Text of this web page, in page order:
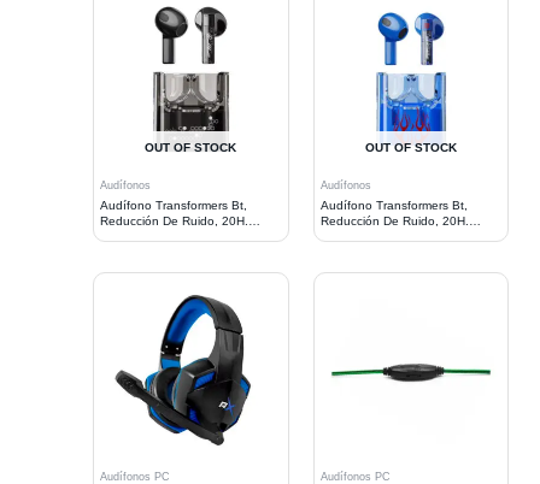
OUT OF STOCK
Audífonos
Audífono Transformers Bt,
Reducción De Ruido, 20H.
OUT OF STOCK
Audífonos
Audífono Transformers Bt,
Reducción De Ruido, 20H.
Audífonos PC Audífonos PC